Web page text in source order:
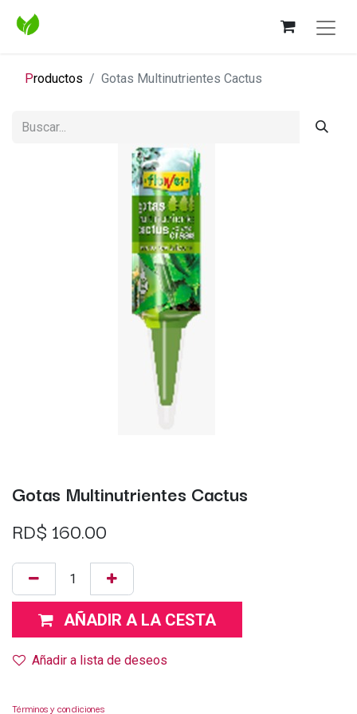
Productos Gotas Multinutrientes Cactus
Gotas Multinutrientes Cactus
RD$ 160.00
AÑADIR A LA CESTA
Añadir a lista de deseos
Términos y condiciones